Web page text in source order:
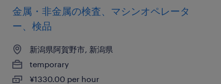
金属・非金属の検査、マシンオペレータ
ー、検品
新潟県阿賀野市, 新潟県
temporary
¥1330.00 per hour